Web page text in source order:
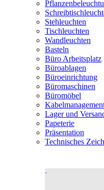
Stehleuchten
Tischleuchten
Wandleuchten
Basteln
Büro Arbeitsplatz
Büroablagen
Büroeinrichtung
Büromaschinen
Büromöbel
Lager und
Papeterie
Präsentation
Technisches